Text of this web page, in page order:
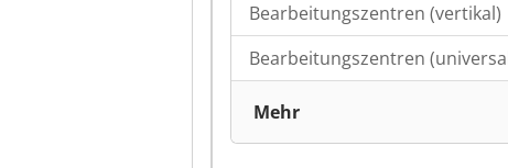
Bearbeitungszentren (vertikal)
Bearbeitungszentren
Mehr